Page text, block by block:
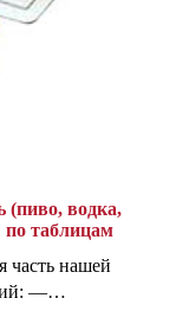
(пиво, водка,
по таблицам
часть нашей
—…